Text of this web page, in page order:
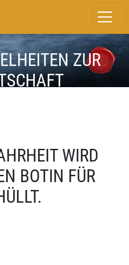
ZUR
WIRD
BOTIN FÜR